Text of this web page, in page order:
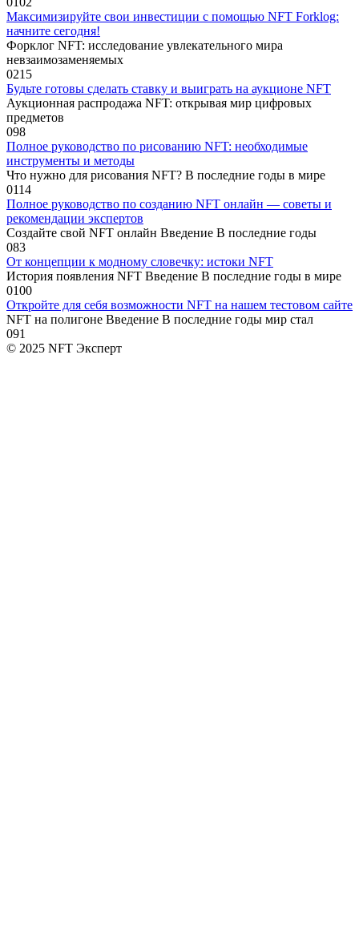
Максимизируйте свои инвестиции с помощью NFT Forklog:
начните сегодня!
Форклог NFT: исследование увлекательного мира
невзаимозаменяемых
0215
Будьте готовы сделать ставку и выиграть на аукционе NFT
Аукционная распродажа NFT: открывая мир цифровых
предметов
098
Полное руководство по рисованию NFT: необходимые
инструменты и методы
Что нужно для рисования NFT? В последние годы в мире
0114
Полное руководство по созданию NFT онлайн — советы и
рекомендации экспертов
Создайте свой NFT онлайн Введение В последние годы
083
От концепции к модному словечку: истоки NFT
История появления NFT Введение В последние годы в мире
0100
Откройте для себя возможности NFT на нашем тестовом сайте
NFT на полигоне Введение В последние годы мир стал
091
© 2025 NFT Эксперт